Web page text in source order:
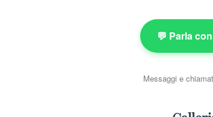
💬 Parla
Messaggi e